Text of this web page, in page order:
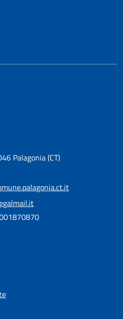
Palagonia (CT)